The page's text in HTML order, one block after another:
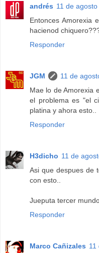
andrés 11 de
Entonces Amorexia
hacienod
Responder
JGM
11 de
Mae lo de Amorexia
el problema es "el
platina y ahora esto..
Responder
H3dicho 11 de
Asi que despues de
con esto..
Jueputa tercer
Responder
Marco Cañizales 11